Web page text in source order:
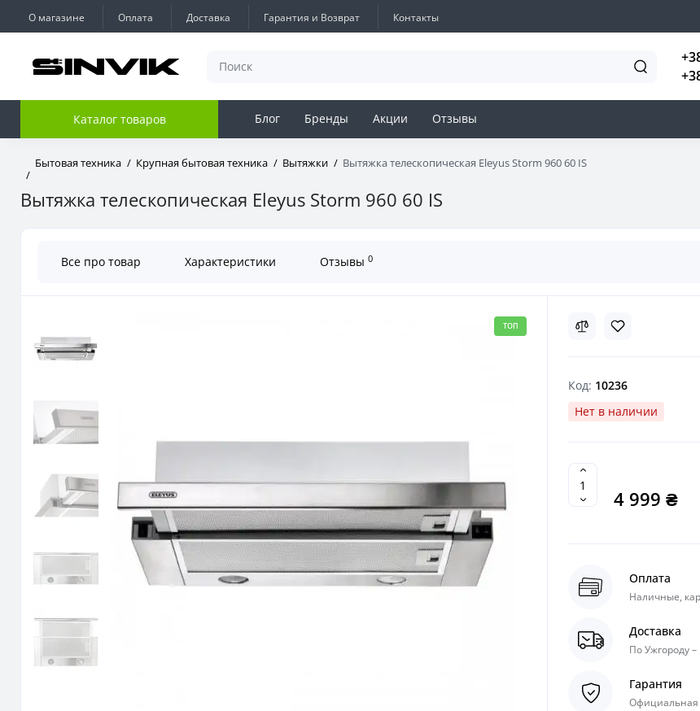
О магазине Оплата Доставка Гарантия и Возврат Контакты
Каталог товаров Блог Бренды Акции Отзывы
Бытовая техника Крупная бытовая техника Вытяжки Вытяжка телескопическая Eleyus Storm 960 60 IS
Вытяжка телескопическая Eleyus Storm 960 60 IS
Все про товар Характеристики Отзывы 0
ТОП
Код: 10236
Нет в наличии
4 999 ₴
Оплата
Наличные,
Доставка
По Ужгороду –
Гарантия
Официальная